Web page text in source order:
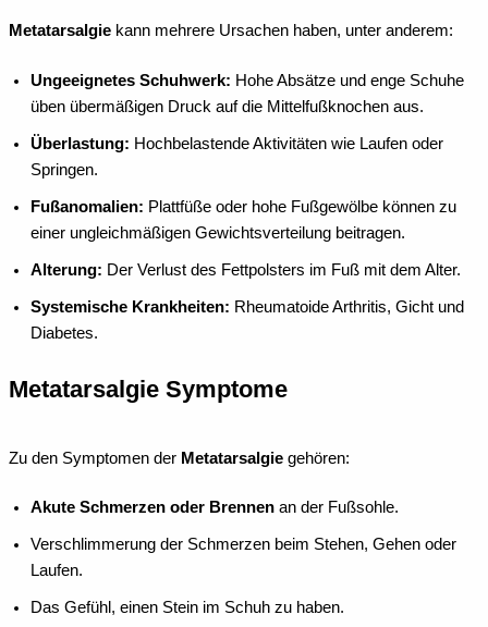
Metatarsalgie kann mehrere Ursachen haben, unter anderem:
Ungeeignetes Schuhwerk: Hohe Absätze und enge Schuhe
üben übermäßigen Druck auf die Mittelfußknochen aus.
Überlastung: Hochbelastende Aktivitäten wie Laufen oder
Springen.
Fußanomalien: Plattfüße oder hohe Fußgewölbe können zu
einer ungleichmäßigen Gewichtsverteilung beitragen.
Alterung: Der Verlust des Fettpolsters im Fuß mit dem Alter.
Systemische Krankheiten: Rheumatoide Arthritis, Gicht und
Diabetes.
Metatarsalgie Symptome
Zu den Symptomen der Metatarsalgie gehören:
Akute Schmerzen oder Brennen an der Fußsohle.
Verschlimmerung der Schmerzen beim Stehen, Gehen oder
Laufen.
Das Gefühl, einen Stein im Schuh zu haben.